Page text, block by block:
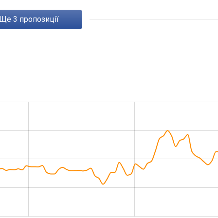
ще 3 пропозиції